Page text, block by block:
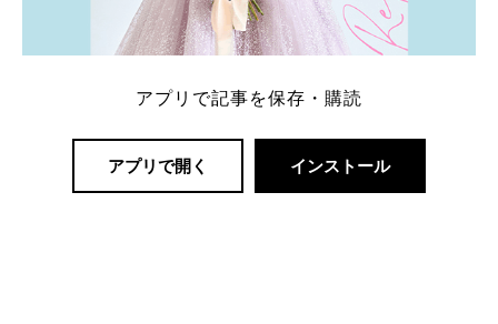
アプリで記事を保存・購読
アプリで開く インストール